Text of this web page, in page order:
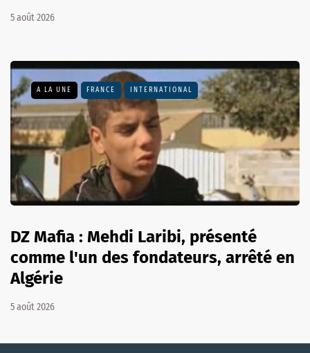
5 août 2026
A LA UNE FRANCE INTERNATIONAL
DZ Mafia : Mehdi Laribi, présenté
comme l'un des fondateurs, arrêté en
Algérie
5 août 2026